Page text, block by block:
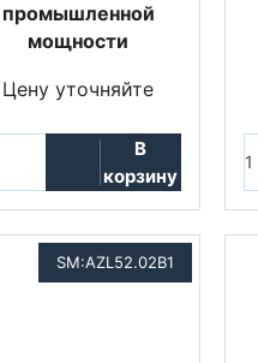
промышленной
мощности
Цену уточняйте
В
корзину
SM:AZL52.02B1